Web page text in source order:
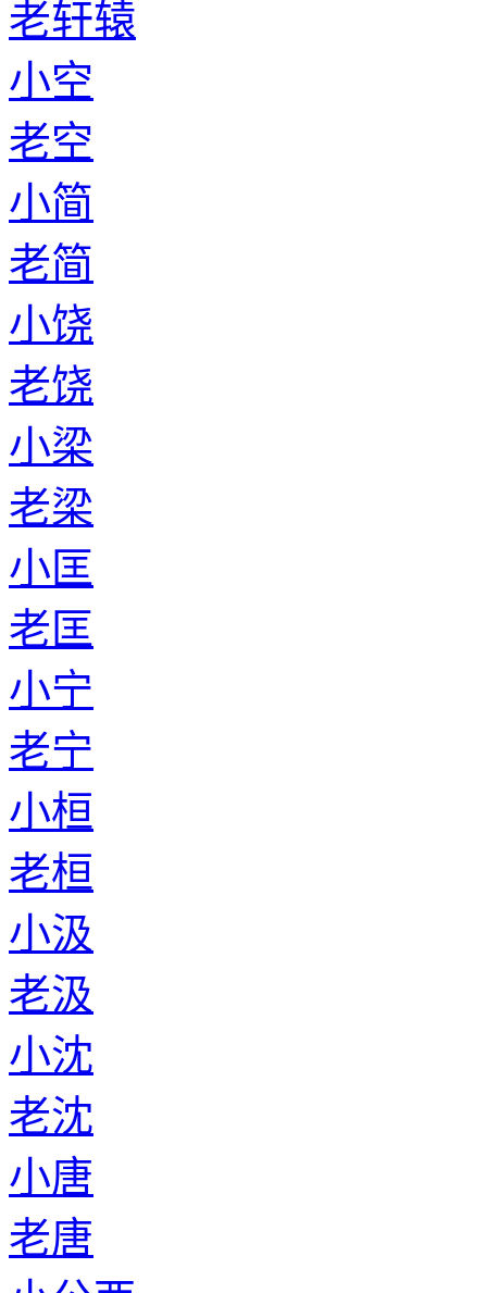
老轩辕
小空
老空
小简
老简
小饶
老饶
小梁
老梁
小匡
老匡
小宁
老宁
小桓
老桓
小汲
老汲
小沈
老沈
小唐
老唐